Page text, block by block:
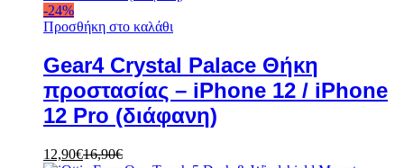
-24%
Προσθήκη στο καλάθι
Gear4 Crystal Palace Θήκη
προστασίας – iPhone 12 / iPhone
12 Pro (διάφανη)
12,90€16,90€